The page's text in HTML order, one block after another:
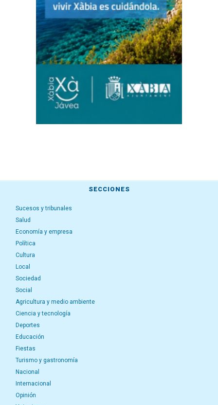
SECCIONES
Sucesos y tribunales
Salud
Economía y empresa
Política
Cultura
Local
Sociedad
Social
Agricultura y medio ambiente
Ciencia y tecnología
Deportes
Educación
Fiestas
Turismo y gastronomía
Nacional
Internacional
Opinión